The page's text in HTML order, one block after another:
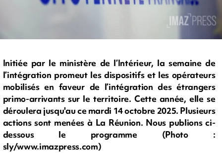
Initiée par le ministère de l’Intérieur, la semaine de
l’intégration promeut les dispositifs et les opérateurs
mobilisés en faveur de l’intégration des étrangers
primo-arrivants sur le territoire. Cette année, elle se
déroulera jusqu'au ce mardi 14 octobre 2025. Plusieurs
actions sont menées à La Réunion. Nous publions ci-
dessous le programme (Photo :
sly/www.imazpress.com)